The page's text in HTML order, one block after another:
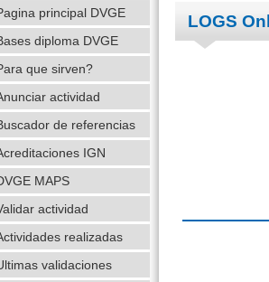
LOGS
principal DVGE
diploma DVGE
que sirven?
actividad
de referencias
IGN
MAPS
actividad
realizadas
validaciones